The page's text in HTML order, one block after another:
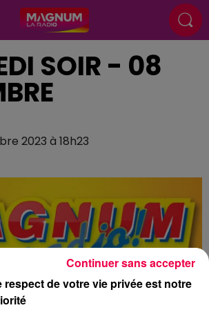
SOIR - 08
2023 à 18h23
respect de votre vie privée est notre
Continuer sans accepter